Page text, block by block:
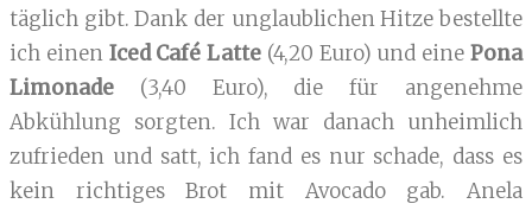
täglich gibt. Dank der unglaublichen Hitze bestellte
ich einen Iced Café Latte (4,20 Euro) und einePona
Limonade (3,40 Euro), die für angenehme
Abkühlung sorgten. Ich war danach unheimlich
zufrieden und satt, ich fand es nur schade, dass es
kein richtiges Brot mit Avocado gab. Anela